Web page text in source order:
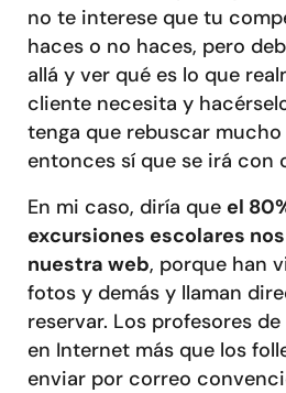
no te interese que tu
haces o no haces, pero
allá y ver qué es lo que
cliente necesita y
tenga que rebuscar
entonces sí que se irá con
En mi caso, diría que el
excursiones escolares
nuestra web, porque han
fotos y demás y llaman
reservar. Los profesores
en Internet más que los
enviar por correo